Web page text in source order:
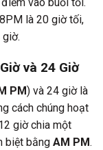
là 20 giờ tối,
và 24 Giờ
PM) và 24 giờ là
cách chúng hoạt
giờ chia một
biệt bằng AM PM.